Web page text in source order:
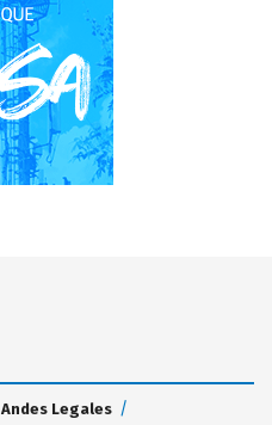
Andes Legales